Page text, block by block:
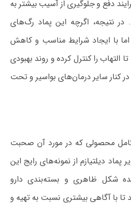
دفع و جلوگیری از آسیب بیشتر به
نتیجه، اگرچه این پماد رگ‌های
اما با ایجاد شرایط مناسب و کاهش
التهاب را کنترل کرده و روند بهبودی
کنار سایر درمان‌های بواسیر و تحت
محصولی که در مورد آن صحبت
دیلتیازم از نمونه‌های رایج این
شکل ظاهری و بسته‌بندی دارو
تا با آگاهی بیشتری نسبت به تهیه و